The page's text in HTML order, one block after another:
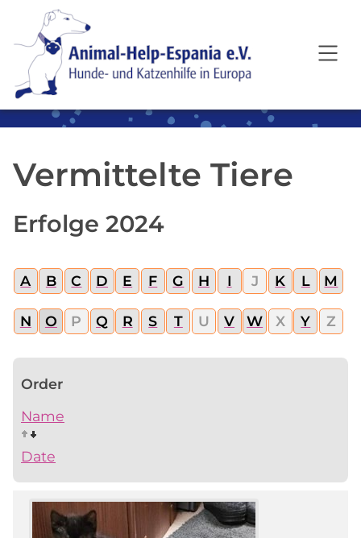
SKIP TO MAIN CONTENT
Vermittelte Tiere
Erfolge 2024
A B C D E F G H I J K L M
N O P Q R S T U V W X Y Z
Order
Name
Date